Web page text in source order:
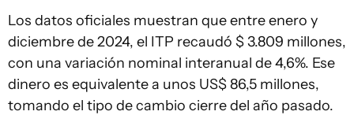
Los datos oficiales muestran que entre enero y
diciembre de 2024, el ITP recaudó $ 3.809 millones,
con una variación nominal interanual de 4,6%. Ese
dinero es equivalente a unos US$ 86,5 millones,
tomando el tipo de cambio cierre del año pasado.